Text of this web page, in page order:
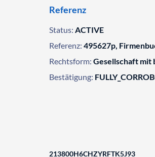
Referenz
Status: ACTIVE
Referenz: 495627p,
Rechtsform: Gesellschaft mit
Bestätigung:
213800H6CHZYRFTK5J93